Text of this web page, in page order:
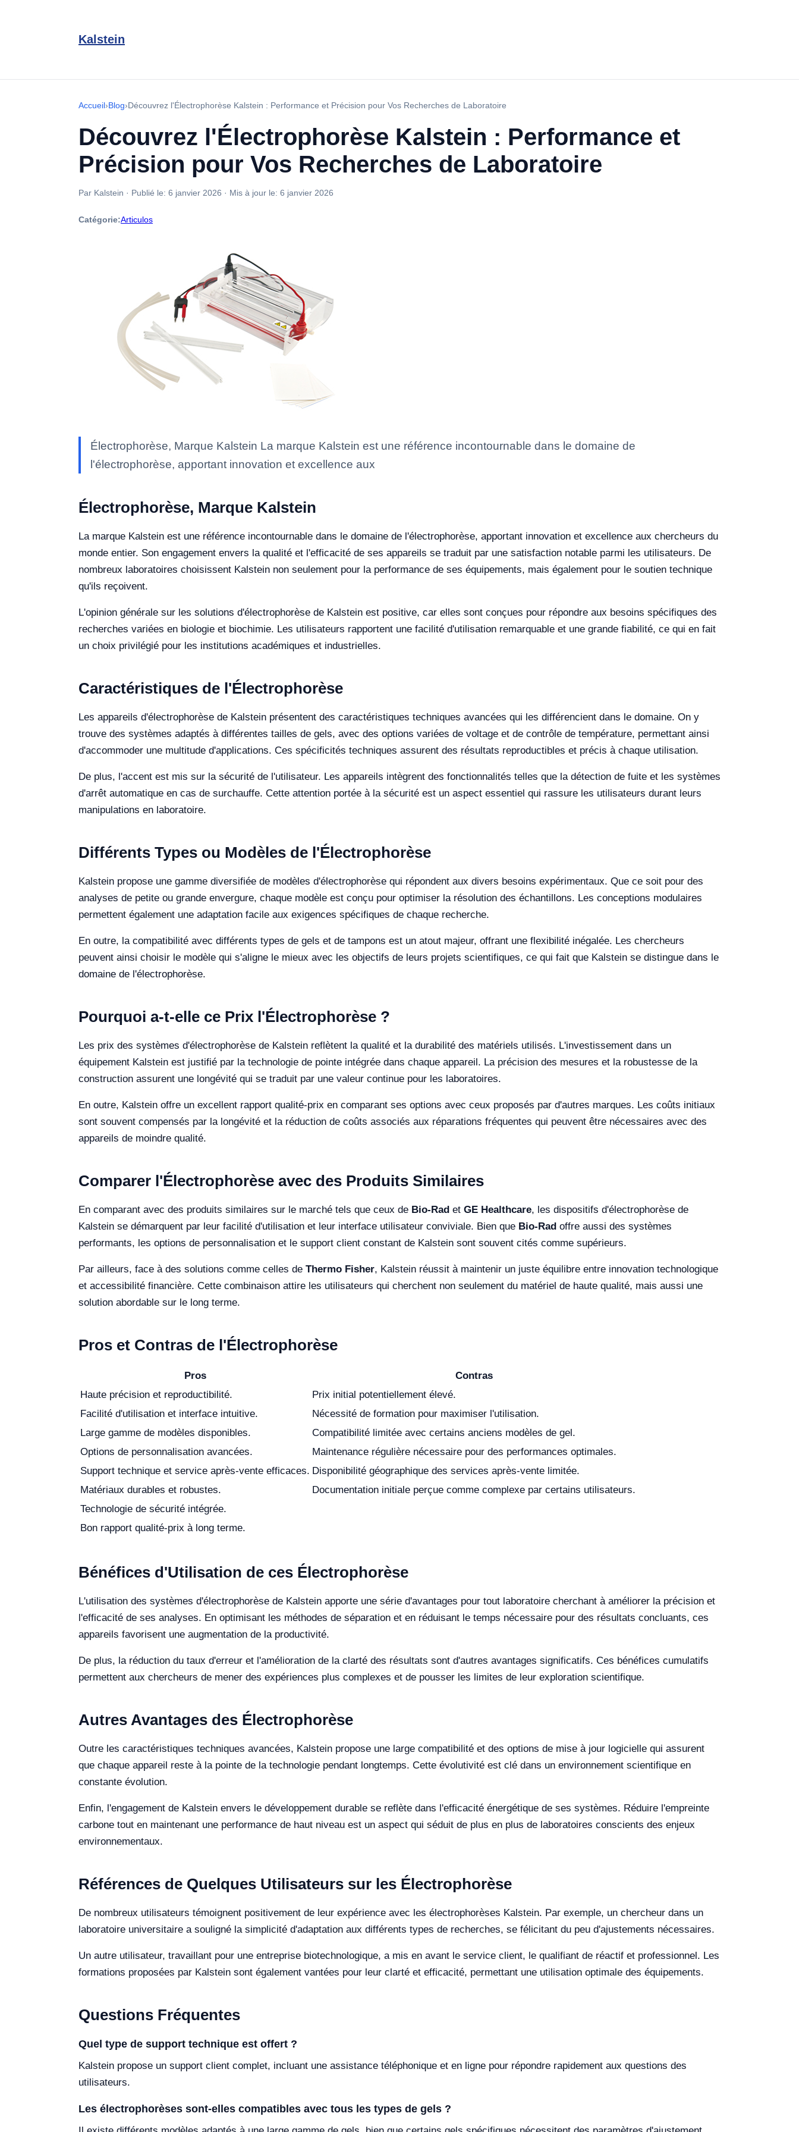
Kalstein
Accueil›Blog›Découvrez l'Électrophorèse Kalstein : Performance et Précision pour Vos Recherches de Laboratoire
Découvrez l'Électrophorèse Kalstein : Performance et
Précision pour Vos Recherches de Laboratoire
Par Kalstein · Publié le: 6 janvier 2026 · Mis à jour le: 6 janvier 2026
Catégorie:Articulos
Électrophorèse, Marque Kalstein La marque Kalstein est une référence incontournable dans le domaine de
l'électrophorèse, apportant innovation et excellence aux
Électrophorèse, Marque Kalstein
La marque Kalstein est une référence incontournable dans le domaine de l'électrophorèse, apportant innovation et excellence aux chercheurs du
monde entier. Son engagement envers la qualité et l'efficacité de ses appareils se traduit par une satisfaction notable parmi les utilisateurs. De
nombreux laboratoires choisissent Kalstein non seulement pour la performance de ses équipements, mais également pour le soutien technique
qu'ils reçoivent.
L'opinion générale sur les solutions d'électrophorèse de Kalstein est positive, car elles sont conçues pour répondre aux besoins spécifiques des
recherches variées en biologie et biochimie. Les utilisateurs rapportent une facilité d'utilisation remarquable et une grande fiabilité, ce qui en fait
un choix privilégié pour les institutions académiques et industrielles.
Caractéristiques de l'Électrophorèse
Les appareils d'électrophorèse de Kalstein présentent des caractéristiques techniques avancées qui les différencient dans le domaine. On y
trouve des systèmes adaptés à différentes tailles de gels, avec des options variées de voltage et de contrôle de température, permettant ainsi
d'accommoder une multitude d'applications. Ces spécificités techniques assurent des résultats reproductibles et précis à chaque utilisation.
De plus, l'accent est mis sur la sécurité de l'utilisateur. Les appareils intègrent des fonctionnalités telles que la détection de fuite et les systèmes
d'arrêt automatique en cas de surchauffe. Cette attention portée à la sécurité est un aspect essentiel qui rassure les utilisateurs durant leurs
manipulations en laboratoire.
Différents Types ou Modèles de l'Électrophorèse
Kalstein propose une gamme diversifiée de modèles d'électrophorèse qui répondent aux divers besoins expérimentaux. Que ce soit pour des
analyses de petite ou grande envergure, chaque modèle est conçu pour optimiser la résolution des échantillons. Les conceptions modulaires
permettent également une adaptation facile aux exigences spécifiques de chaque recherche.
En outre, la compatibilité avec différents types de gels et de tampons est un atout majeur, offrant une flexibilité inégalée. Les chercheurs
peuvent ainsi choisir le modèle qui s'aligne le mieux avec les objectifs de leurs projets scientifiques, ce qui fait que Kalstein se distingue dans le
domaine de l'électrophorèse.
Pourquoi a-t-elle ce Prix l'Électrophorèse ?
Les prix des systèmes d'électrophorèse de Kalstein reflètent la qualité et la durabilité des matériels utilisés. L'investissement dans un
équipement Kalstein est justifié par la technologie de pointe intégrée dans chaque appareil. La précision des mesures et la robustesse de la
construction assurent une longévité qui se traduit par une valeur continue pour les laboratoires.
En outre, Kalstein offre un excellent rapport qualité-prix en comparant ses options avec ceux proposés par d'autres marques. Les coûts initiaux
sont souvent compensés par la longévité et la réduction de coûts associés aux réparations fréquentes qui peuvent être nécessaires avec des
appareils de moindre qualité.
Comparer l'Électrophorèse avec des Produits Similaires
En comparant avec des produits similaires sur le marché tels que ceux de Bio-Rad et GE Healthcare, les dispositifs d'électrophorèse de
Kalstein se démarquent par leur facilité d'utilisation et leur interface utilisateur conviviale. Bien que Bio-Rad offre aussi des systèmes
performants, les options de personnalisation et le support client constant de Kalstein sont souvent cités comme supérieurs.
Par ailleurs, face à des solutions comme celles de Thermo Fisher, Kalstein réussit à maintenir un juste équilibre entre innovation technologique
et accessibilité financière. Cette combinaison attire les utilisateurs qui cherchent non seulement du matériel de haute qualité, mais aussi une
solution abordable sur le long terme.
Pros et Contras de l'Électrophorèse
Pros
Contras
Haute précision et reproductibilité.
Prix initial potentiellement élevé.
Facilité d'utilisation et interface intuitive.
Nécessité de formation pour maximiser l'utilisation.
Large gamme de modèles disponibles.
Compatibilité limitée avec certains anciens modèles de gel.
Options de personnalisation avancées.
Maintenance régulière nécessaire pour des performances optimales.
Support technique et service après-vente efficaces. Disponibilité géographique des services après-vente limitée.
Matériaux durables et robustes.
Documentation initiale perçue comme complexe par certains utilisateurs.
Technologie de sécurité intégrée.
Bon rapport qualité-prix à long terme.
Bénéfices d'Utilisation de ces Électrophorèse
L'utilisation des systèmes d'électrophorèse de Kalstein apporte une série d'avantages pour tout laboratoire cherchant à améliorer la précision et
l'efficacité de ses analyses. En optimisant les méthodes de séparation et en réduisant le temps nécessaire pour des résultats concluants, ces
appareils favorisent une augmentation de la productivité.
De plus, la réduction du taux d'erreur et l'amélioration de la clarté des résultats sont d'autres avantages significatifs. Ces bénéfices cumulatifs
permettent aux chercheurs de mener des expériences plus complexes et de pousser les limites de leur exploration scientifique.
Autres Avantages des Électrophorèse
Outre les caractéristiques techniques avancées, Kalstein propose une large compatibilité et des options de mise à jour logicielle qui assurent
que chaque appareil reste à la pointe de la technologie pendant longtemps. Cette évolutivité est clé dans un environnement scientifique en
constante évolution.
Enfin, l'engagement de Kalstein envers le développement durable se reflète dans l'efficacité énergétique de ses systèmes. Réduire l'empreinte
carbone tout en maintenant une performance de haut niveau est un aspect qui séduit de plus en plus de laboratoires conscients des enjeux
environnementaux.
Références de Quelques Utilisateurs sur les Électrophorèse
De nombreux utilisateurs témoignent positivement de leur expérience avec les électrophorèses Kalstein. Par exemple, un chercheur dans un
laboratoire universitaire a souligné la simplicité d'adaptation aux différents types de recherches, se félicitant du peu d'ajustements nécessaires.
Un autre utilisateur, travaillant pour une entreprise biotechnologique, a mis en avant le service client, le qualifiant de réactif et professionnel. Les
formations proposées par Kalstein sont également vantées pour leur clarté et efficacité, permettant une utilisation optimale des équipements.
Questions Fréquentes
Quel type de support technique est offert ?
Kalstein propose un support client complet, incluant une assistance téléphonique et en ligne pour répondre rapidement aux questions des
utilisateurs.
Les électrophorèses sont-elles compatibles avec tous les types de gels ?